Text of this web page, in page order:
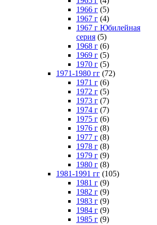
1966 г (5)
1967 г (4)
1967 г Юбилейная
серия (5)
1968 г (6)
1969 г (5)
1970 г (5)
1971-1980 гг (72)
1971 г (6)
1972 г (5)
1973 г (7)
1974 г (7)
1975 г (6)
1976 г (8)
1977 г (8)
1978 г (8)
1979 г (9)
1980 г (8)
1981-1991 гг (105)
1981 г (9)
1982 г (9)
1983 г (9)
1984 г (9)
1985 г (9)